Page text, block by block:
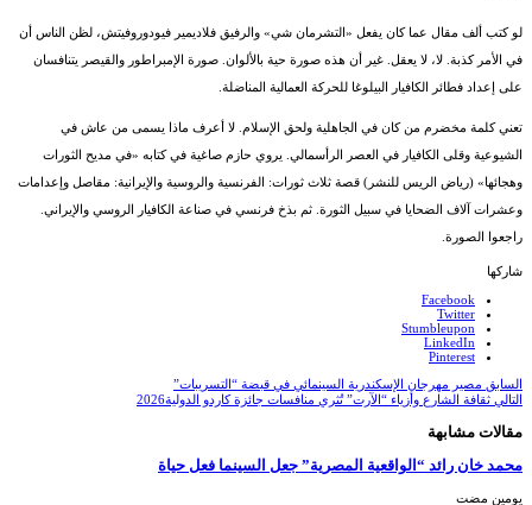
لو كتب ألف مقال عما كان يفعل «التشرمان شي» والرفيق فلاديمير فيودوروفيتش، لظن الناس أن
في الأمر كذبة. لا، لا يعقل. غير أن هذه صورة حية بالألوان. صورة الإمبراطور والقيصر يتنافسان
على إعداد فطائر الكافيار البيلوغا للحركة العمالية المناضلة.
تعني كلمة مخضرم من كان في الجاهلية ولحق الإسلام. لا أعرف ماذا يسمى من عاش في
الشيوعية وقلى الكافيار في العصر الرأسمالي. يروي حازم صاغية في كتابه «في مديح الثورات
وهجائها» (رياض الريس للنشر) قصة ثلاث ثورات: الفرنسية والروسية والإيرانية: مقاصل وإعدامات
وعشرات آلاف الضحايا في سبيل الثورة. ثم بذخ فرنسي في صناعة الكافيار الروسي والإيراني.
راجعوا الصورة.
شاركها
Facebook
Twitter
Stumbleupon
LinkedIn
Pinterest
السابق مصير مهرجان الإسكندرية السينمائي في قبضة “التسريبات”
التالي ثقافة الشارع وأزياء “الآرت” تُثري منافسات جائزة كاردو الدولية2026
مقالات مشابهة
محمد خان رائد “الواقعية المصرية” جعل السينما فعل حياة
‏يومين مضت